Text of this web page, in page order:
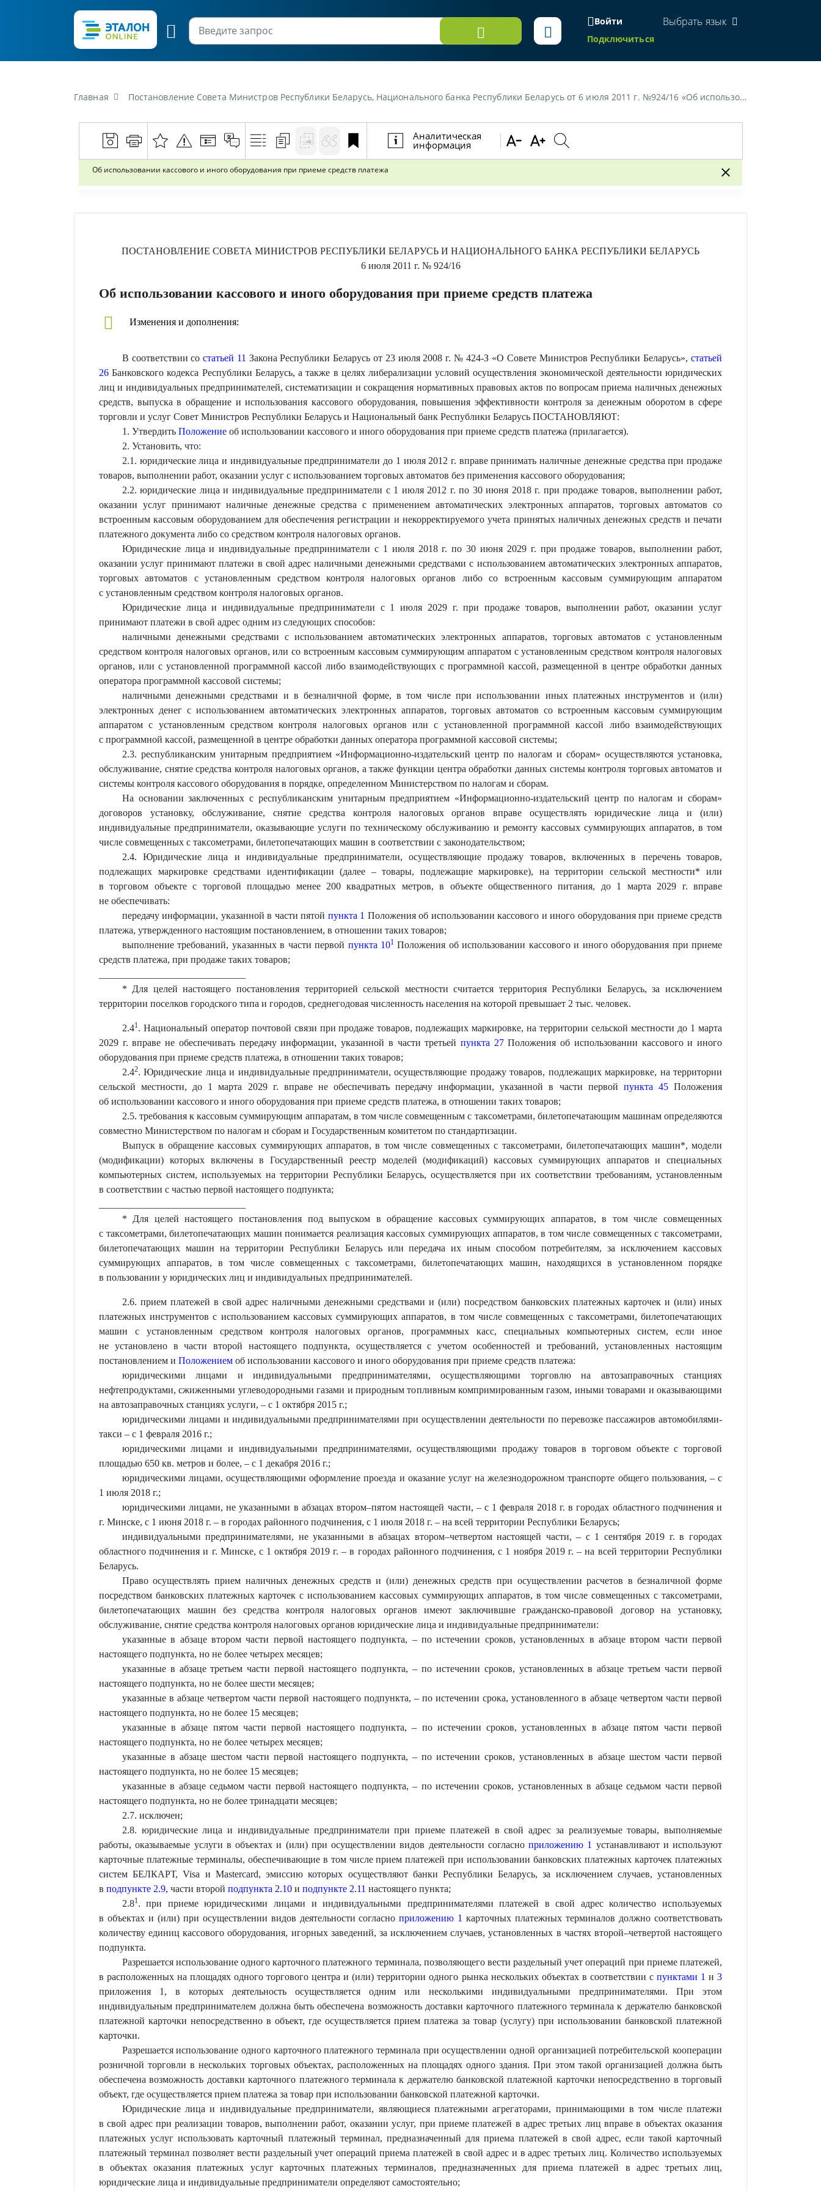
Войти
Подключиться
Выбрать язык
Главная Постановление Совета Министров Республики Беларусь, Национального банка Республики Беларусь от 6 июля 2011 г. №924/16 «Об использовании кассового и иного оборудования при приеме средств платежа»
Аналитическая
информация
Об использовании кассового и иного оборудования при приеме средств платежа
ПОСТАНОВЛЕНИЕ СОВЕТА МИНИСТРОВ РЕСПУБЛИКИ БЕЛАРУСЬ И НАЦИОНАЛЬНОГО БАНКА РЕСПУБЛИКИ БЕЛАРУСЬ
6 июля 2011 г. № 924/16
Об использовании кассового и иного оборудования при приеме средств платежа
Изменения и дополнения:
В соответствии состатьей 11 Закона Республики Беларусь от 23 июля 2008 г. № 424-З «О Совете Министров Республики Беларусь»,статьей
26 Банковского кодекса Республики Беларусь, а также в целях либерализации условий осуществления экономической деятельности юридических
лиц и индивидуальных предпринимателей, систематизации и сокращения нормативных правовых актов по вопросам приема наличных денежных
средств, выпуска в обращение и использования кассового оборудования, повышения эффективности контроля за денежным оборотом в сфере
торговли и услуг Совет Министров Республики Беларусь и Национальный банк Республики Беларусь ПОСТАНОВЛЯЮТ:
1. Утвердить Положениеоб использовании кассового и иного оборудования при приеме средств платежа (прилагается).
2. Установить, что:
2.1. юридические лица и индивидуальные предприниматели до 1 июля 2012 г. вправе принимать наличные денежные средства при продаже
товаров, выполнении работ, оказании услуг с использованием торговых автоматов без применения кассового оборудования;
2.2. юридические лица и индивидуальные предприниматели с 1 июля 2012 г. по 30 июня 2018 г. при продаже товаров, выполнении работ,
оказании услуг принимают наличные денежные средства с применением автоматических электронных аппаратов, торговых автоматов со
встроенным кассовым оборудованием для обеспечения регистрации и некорректируемого учета принятых наличных денежных средств и печати
платежного документа либо со средством контроля налоговых органов.
Юридические лица и индивидуальные предприниматели с 1 июля 2018 г. по 30 июня 2029 г. при продаже товаров, выполнении работ,
оказании услуг принимают платежи в свой адрес наличными денежными средствами с использованием автоматических электронных аппаратов,
торговых автоматов с установленным средством контроля налоговых органов либо со встроенным кассовым суммирующим аппаратом
с установленным средством контроля налоговых органов.
Юридические лица и индивидуальные предприниматели с 1 июля 2029 г. при продаже товаров, выполнении работ, оказании услуг
принимают платежи в свой адрес одним из следующих способов:
наличными денежными средствами с использованием автоматических электронных аппаратов, торговых автоматов с установленным
средством контроля налоговых органов, или со встроенным кассовым суммирующим аппаратом с установленным средством контроля налоговых
органов, или с установленной программной кассой либо взаимодействующих с программной кассой, размещенной в центре обработки данных
оператора программной кассовой системы;
наличными денежными средствами и в безналичной форме, в том числе при использовании иных платежных инструментов и (или)
электронных денег с использованием автоматических электронных аппаратов, торговых автоматов со встроенным кассовым суммирующим
аппаратом с установленным средством контроля налоговых органов или с установленной программной кассой либо взаимодействующих
с программной кассой, размещенной в центре обработки данных оператора программной кассовой системы;
2.3. республиканским унитарным предприятием «Информационно-издательский центр по налогам и сборам» осуществляются установка,
обслуживание, снятие средства контроля налоговых органов, а также функции центра обработки данных системы контроля торговых автоматов и
системы контроля кассового оборудования в порядке, определенном Министерством по налогам и сборам.
На основании заключенных с республиканским унитарным предприятием «Информационно-издательский центр по налогам и сборам»
договоров установку, обслуживание, снятие средства контроля налоговых органов вправе осуществлять юридические лица и (или)
индивидуальные предприниматели, оказывающие услуги по техническому обслуживанию и ремонту кассовых суммирующих аппаратов, в том
числе совмещенных с таксометрами, билетопечатающих машин в соответствии с законодательством;
2.4. Юридические лица и индивидуальные предприниматели, осуществляющие продажу товаров, включенных в перечень товаров,
подлежащих маркировке средствами идентификации (далее – товары, подлежащие маркировке), на территории сельской местности* или
в торговом объекте с торговой площадью менее 200 квадратных метров, в объекте общественного питания, до 1 марта 2029 г. вправе
не обеспечивать:
передачу информации, указанной в части пятой пункта 1 Положения об использовании кассового и иного оборудования при приеме средств
платежа, утвержденного настоящим постановлением, в отношении таких товаров;
выполнение требований, указанных в части первой пункта 101Положения об использовании кассового и иного оборудования при приеме
средств платежа, при продаже таких товаров;
* Для целей настоящего постановления территорией сельской местности считается территория Республики Беларусь, за исключением
территории поселков городского типа и городов, среднегодовая численность населения на которой превышает 2 тыс. человек.
2.41. Национальный оператор почтовой связи при продаже товаров, подлежащих маркировке, на территории сельской местности до 1 марта
2029 г. вправе не обеспечивать передачу информации, указанной в части третьей пункта 27Положения об использовании кассового и иного
оборудования при приеме средств платежа, в отношении таких товаров;
2.42. Юридические лица и индивидуальные предприниматели, осуществляющие продажу товаров, подлежащих маркировке, на территории
сельской местности, до 1 марта 2029 г. вправе не обеспечивать передачу информации, указанной в части первой пункта 45Положения
об использовании кассового и иного оборудования при приеме средств платежа, в отношении таких товаров;
2.5. требования к кассовым суммирующим аппаратам, в том числе совмещенным с таксометрами, билетопечатающим машинам определяются
совместно Министерством по налогам и сборам и Государственным комитетом по стандартизации.
Выпуск в обращение кассовых суммирующих аппаратов, в том числе совмещенных с таксометрами, билетопечатающих машин*, модели
(модификации) которых включены в Государственный реестр моделей (модификаций) кассовых суммирующих аппаратов и специальных
компьютерных систем, используемых на территории Республики Беларусь, осуществляется при их соответствии требованиям, установленным
в соответствии с частью первой настоящего подпункта;
* Для целей настоящего постановления под выпуском в обращение кассовых суммирующих аппаратов, в том числе совмещенных
с таксометрами, билетопечатающих машин понимается реализация кассовых суммирующих аппаратов, в том числе совмещенных с таксометрами,
билетопечатающих машин на территории Республики Беларусь или передача их иным способом потребителям, за исключением кассовых
суммирующих аппаратов, в том числе совмещенных с таксометрами, билетопечатающих машин, находящихся в установленном порядке
в пользовании у юридических лиц и индивидуальных предпринимателей.
2.6. прием платежей в свой адрес наличными денежными средствами и (или) посредством банковских платежных карточек и (или) иных
платежных инструментов с использованием кассовых суммирующих аппаратов, в том числе совмещенных с таксометрами, билетопечатающих
машин с установленным средством контроля налоговых органов, программных касс, специальных компьютерных систем, если иное
не установлено в части второй настоящего подпункта, осуществляется с учетом особенностей и требований, установленных настоящим
постановлением и Положением об использовании кассового и иного оборудования при приеме средств платежа:
юридическими лицами и индивидуальными предпринимателями, осуществляющими торговлю на автозаправочных станциях
нефтепродуктами, сжиженными углеводородными газами и природным топливным компримированным газом, иными товарами и оказывающими
на автозаправочных станциях услуги, – с 1 октября 2015 г.;
юридическими лицами и индивидуальными предпринимателями при осуществлении деятельности по перевозке пассажиров автомобилями-
такси – с 1 февраля 2016 г.;
юридическими лицами и индивидуальными предпринимателями, осуществляющими продажу товаров в торговом объекте с торговой
площадью 650 кв. метров и более, – с 1 декабря 2016 г.;
юридическими лицами, осуществляющими оформление проезда и оказание услуг на железнодорожном транспорте общего пользования, – с
1 июля 2018 г.;
юридическими лицами, не указанными в абзацах втором–пятом настоящей части, – с 1 февраля 2018 г. в городах областного подчинения и
г. Минске, с 1 июня 2018 г. – в городах районного подчинения, с 1 июля 2018 г. – на всей территории Республики Беларусь;
индивидуальными предпринимателями, не указанными в абзацах втором–четвертом настоящей части, – с 1 сентября 2019 г. в городах
областного подчинения и г. Минске, с 1 октября 2019 г. – в городах районного подчинения, с 1 ноября 2019 г. – на всей территории Республики
Беларусь.
Право осуществлять прием наличных денежных средств и (или) денежных средств при осуществлении расчетов в безналичной форме
посредством банковских платежных карточек с использованием кассовых суммирующих аппаратов, в том числе совмещенных с таксометрами,
билетопечатающих машин без средства контроля налоговых органов имеют заключившие гражданско-правовой договор на установку,
обслуживание, снятие средства контроля налоговых органов юридические лица и индивидуальные предприниматели:
указанные в абзаце втором части первой настоящего подпункта, – по истечении сроков, установленных в абзаце втором части первой
настоящего подпункта, но не более четырех месяцев;
указанные в абзаце третьем части первой настоящего подпункта, – по истечении сроков, установленных в абзаце третьем части первой
настоящего подпункта, но не более шести месяцев;
указанные в абзаце четвертом части первой настоящего подпункта, – по истечении срока, установленного в абзаце четвертом части первой
настоящего подпункта, но не более 15 месяцев;
указанные в абзаце пятом части первой настоящего подпункта, – по истечении сроков, установленных в абзаце пятом части первой
настоящего подпункта, но не более четырех месяцев;
указанные в абзаце шестом части первой настоящего подпункта, – по истечении сроков, установленных в абзаце шестом части первой
настоящего подпункта, но не более 15 месяцев;
указанные в абзаце седьмом части первой настоящего подпункта, – по истечении сроков, установленных в абзаце седьмом части первой
настоящего подпункта, но не более тринадцати месяцев;
2.7. исключен;
2.8. юридические лица и индивидуальные предприниматели при приеме платежей в свой адрес за реализуемые товары, выполняемые
работы, оказываемые услуги в объектах и (или) при осуществлении видов деятельности согласно приложению 1 устанавливают и используют
карточные платежные терминалы, обеспечивающие в том числе прием платежей при использовании банковских платежных карточек платежных
систем БЕЛКАРТ, Visa и Mastercard, эмиссию которых осуществляют банки Республики Беларусь, за исключением случаев, установленных
в подпункте 2.9, части второй подпункта 2.10 и подпункте 2.11 настоящего пункта;
2.81. при приеме юридическими лицами и индивидуальными предпринимателями платежей в свой адрес количество используемых
в объектах и (или) при осуществлении видов деятельности согласноприложению 1 карточных платежных терминалов должно соответствовать
количеству единиц кассового оборудования, игорных заведений, за исключением случаев, установленных в частях второй–четвертой настоящего
подпункта.
Разрешается использование одного карточного платежного терминала, позволяющего вести раздельный учет операций при приеме платежей,
в расположенных на площадях одного торгового центра и (или) территории одного рынка нескольких объектах в соответствии с пунктами 1 и3
приложения 1, в которых деятельность осуществляется одним или несколькими индивидуальными предпринимателями. При этом
индивидуальным предпринимателем должна быть обеспечена возможность доставки карточного платежного терминала к держателю банковской
платежной карточки непосредственно в объект, где осуществляется прием платежа за товар (услугу) при использовании банковской платежной
карточки.
Разрешается использование одного карточного платежного терминала при осуществлении одной организацией потребительской кооперации
розничной торговли в нескольких торговых объектах, расположенных на площадях одного здания. При этом такой организацией должна быть
обеспечена возможность доставки карточного платежного терминала к держателю банковской платежной карточки непосредственно в торговый
объект, где осуществляется прием платежа за товар при использовании банковской платежной карточки.
Юридические лица и индивидуальные предприниматели, являющиеся платежными агрегаторами, принимающими в том числе платежи
в свой адрес при реализации товаров, выполнении работ, оказании услуг, при приеме платежей в адрес третьих лиц вправе в объектах оказания
платежных услуг использовать карточный платежный терминал, предназначенный для приема платежей в свой адрес, если такой карточный
платежный терминал позволяет вести раздельный учет операций приема платежей в свой адрес и в адрес третьих лиц. Количество используемых
в объектах оказания платежных услуг карточных платежных терминалов, предназначенных для приема платежей в адрес третьих лиц,
юридические лица и индивидуальные предприниматели определяют самостоятельно;